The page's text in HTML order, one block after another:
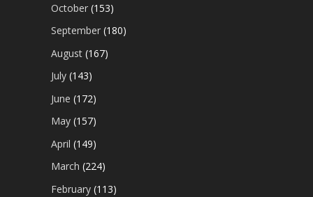
October(153)
September(180)
August(167)
July(143)
June(172)
May(157)
April(149)
March(224)
February(113)